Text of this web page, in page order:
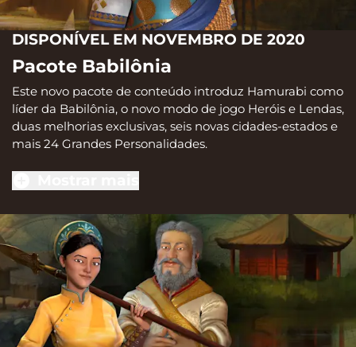
DISPONÍVEL EM NOVEMBRO DE 2020
Pacote Babilônia
Este novo pacote de conteúdo introduz Hamurabi como
líder da Babilônia, o novo modo de jogo Heróis e Lendas,
duas melhorias exclusivas, seis novas cidades-estados e
mais 24 Grandes Personalidades.